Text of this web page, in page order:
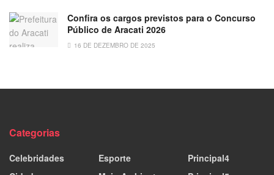
Confira os cargos previstos para o Concurso
Público de Aracati 2026
16 DE DEZEMBRO DE 2025
Categorias
Celebridades
Esporte
Principal4